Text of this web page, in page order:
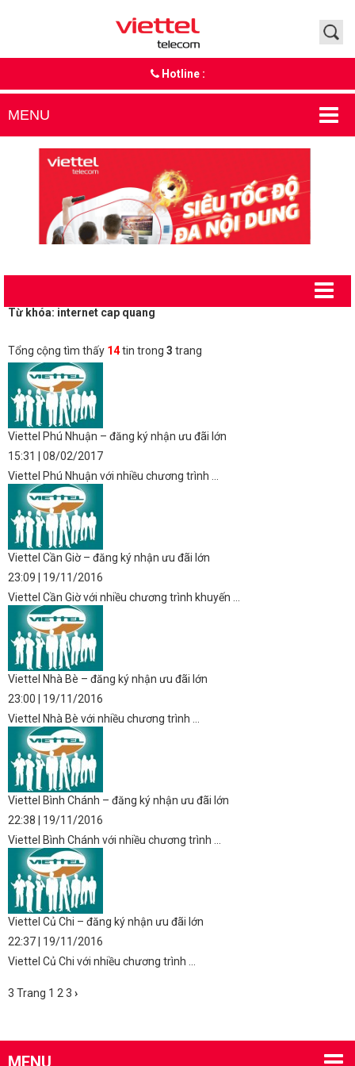
Hotline :
MENU
Từ khóa: internet cap quang
Tổng cộng tìm thấy 14tin trong 3 trang
Viettel Phú Nhuận – đăng ký nhận ưu đãi lớn
15:31 | 08/02/2017
Viettel Phú Nhuận với nhiều chương trình ...
Viettel Cần Giờ – đăng ký nhận ưu đãi lớn
23:09 | 19/11/2016
Viettel Cần Giờ với nhiều chương trình khuyến ...
Viettel Nhà Bè – đăng ký nhận ưu đãi lớn
23:00 | 19/11/2016
Viettel Nhà Bè với nhiều chương trình ...
Viettel Bình Chánh – đăng ký nhận ưu đãi lớn
22:38 | 19/11/2016
Viettel Bình Chánh với nhiều chương trình ...
Viettel Củ Chi – đăng ký nhận ưu đãi lớn
22:37 | 19/11/2016
Viettel Củ Chi với nhiều chương trình ...
3 Trang 1 2 3 ›
MENU